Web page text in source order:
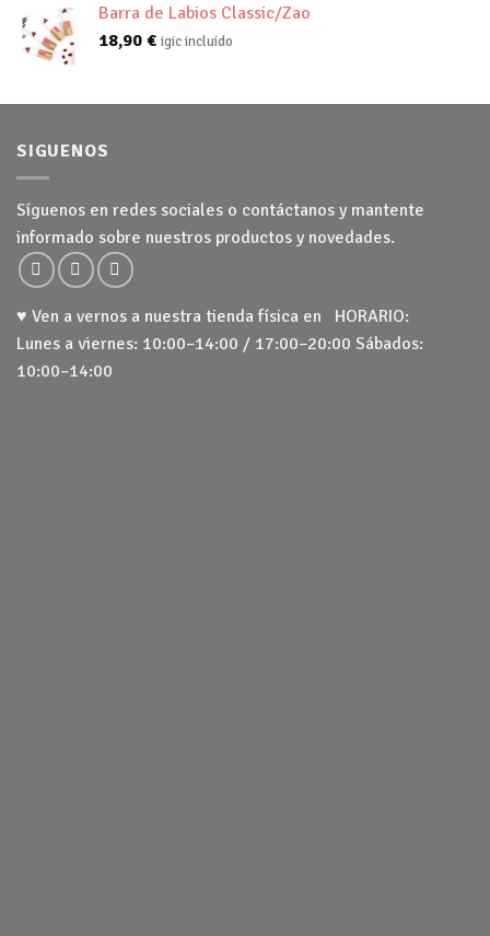
Barra de Labios Classic/Zao
18,90 € igic incluido
SIGUENOS
Síguenos en redes sociales o contáctanos y mantente
informado sobre nuestros productos y novedades.
♥ Ven a vernos a nuestra tienda física en HORARIO:
Lunes a viernes: 10:00–14:00 / 17:00–20:00 Sábados:
10:00–14:00